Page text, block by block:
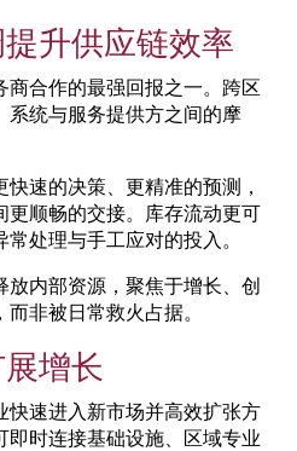
升供应链效率
合作的最强回报之一。跨区
系统与服务提供方之间的摩
速的决策、更精准的预测，
更顺畅的交接。库存流动更可
处理与手工应对的投入。
内部资源，聚焦于增长、创
非被日常救火占据。
增长
快速进入新市场并高效扩张方
时连接基础设施、区域专业